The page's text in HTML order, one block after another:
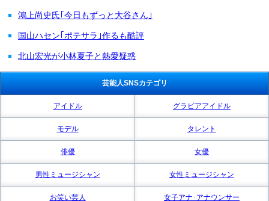
鴻上尚史氏｢今日もずっと大谷さん｣
国山ハセン｢ポテサラ｣作るも酷評
北山宏光が小林夏子と熱愛疑惑
芸能人SNSカテゴリ
アイドル グラビアアイドル
モデル タレント
俳優 女優
男性ミュージシャン 女性ミュージシャン
お笑い芸人 女子アナ･アナウンサー